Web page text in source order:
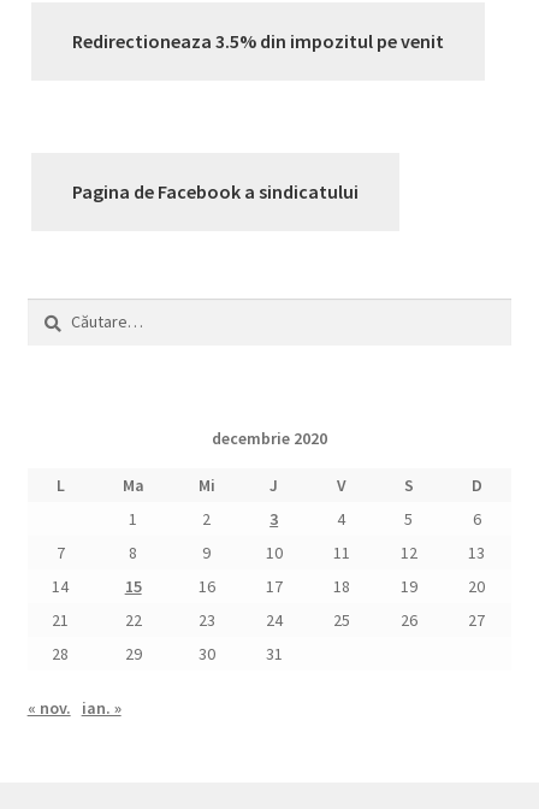
Redirectioneaza 3.5% din impozitul pe venit
Pagina de Facebook a sindicatului
după:
decembrie 2020
L Ma Mi J V S
D
1
2 3 4 5
6
7
8 9 10 11 12
13
14
15 16 17 18 19
20
21
22 23 24 25 26
27
28
29 30 31
« nov. ian. »